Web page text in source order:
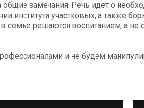
общие замечания. Речь идет о
института участковых, а также
семье решаются воспитанием, а не
и не будем